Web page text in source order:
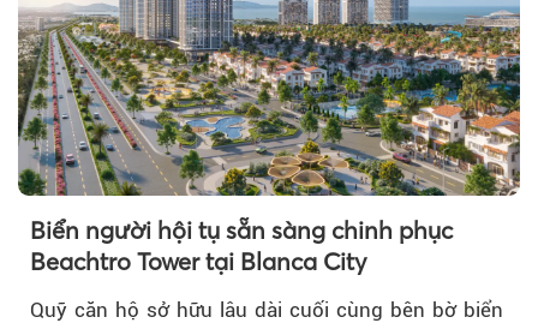
Biển người hội tụ sẵn sàng chinh phục
Beachtro Tower tại Blanca City
Quỹ căn hộ sở hữu lâu dài cuối cùng bên bờ biển